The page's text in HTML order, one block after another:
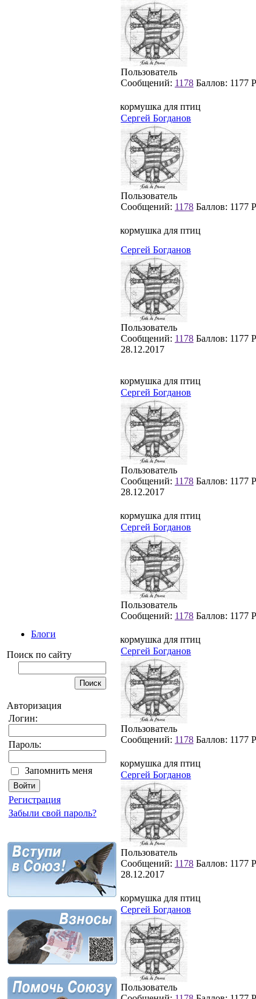
Блоги
Поиск по сайту
Авторизация
Логин:
Пароль:
Запомнить меня
Регистрация
Забыли свой пароль?
Пользователь
Сообщений: 1178 Баллов: 1177
кормушка для птиц
Сергей Богданов
Пользователь
Сообщений: 1178 Баллов: 1177
кормушка для птиц
Сергей Богданов
Пользователь
Сообщений: 1178 Баллов: 1177
28.12.2017
кормушка для птиц
Сергей Богданов
Пользователь
Сообщений: 1178 Баллов: 1177
28.12.2017
кормушка для птиц
Сергей Богданов
Пользователь
Сообщений: 1178 Баллов: 1177
кормушка для птиц
Сергей Богданов
Пользователь
Сообщений: 1178 Баллов: 1177
кормушка для птиц
Сергей Богданов
Пользователь
Сообщений: 1178 Баллов: 1177
28.12.2017
кормушка для птиц
Сергей Богданов
Пользователь